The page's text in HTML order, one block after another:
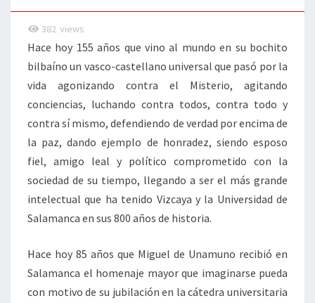
382 views
Hace hoy 155 años que vino al mundo en su bochito
bilbaíno un vasco-castellano universal que pasó por la
vida agonizando contra el Misterio, agitando
conciencias, luchando contra todos, contra todo y
contra sí mismo, defendiendo de verdad por encima de
la paz, dando ejemplo de honradez, siendo esposo
fiel, amigo leal y político comprometido con la
sociedad de su tiempo, llegando a ser el más grande
intelectual que ha tenido Vizcaya y la Universidad de
Salamanca en sus 800 años de historia.
Hace hoy 85 años que Miguel de Unamuno recibió en
Salamanca el homenaje mayor que imaginarse pueda
con motivo de su jubilación en la cátedra universitaria